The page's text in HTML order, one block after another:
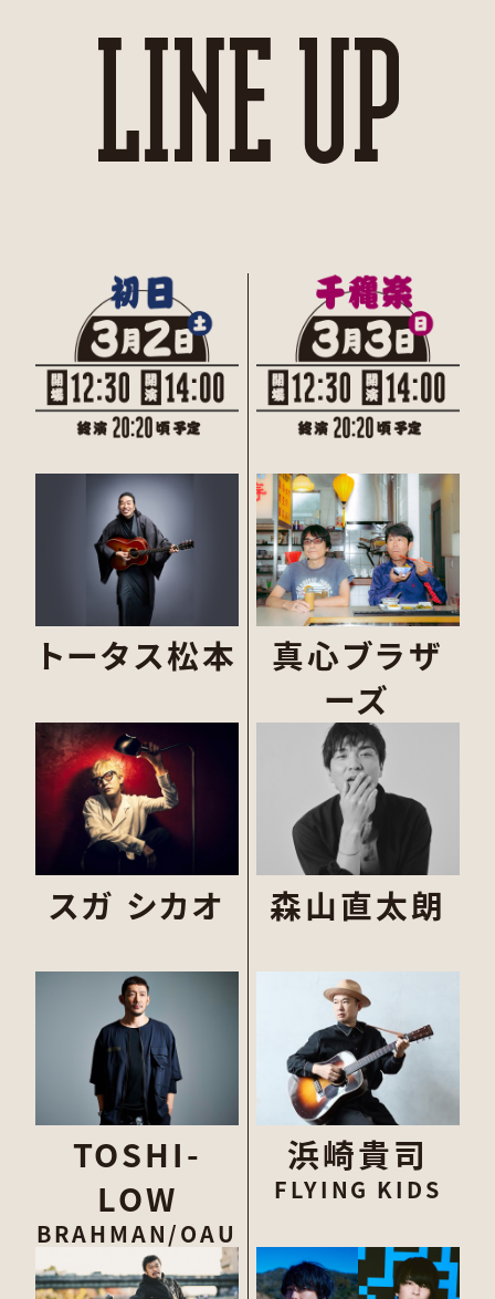
LINE UP
トータス松本
スガ シカオ
TOSHI-
LOW
BRAHMAN/OAU
真心ブラザ
ーズ
森山直太朗
浜崎貴司
FLYING KIDS